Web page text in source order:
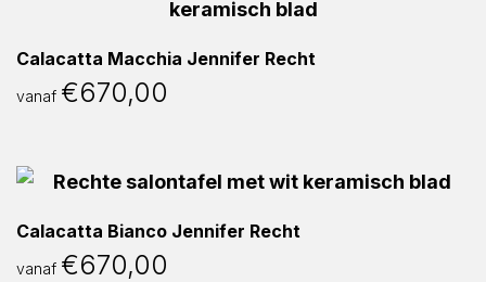
Calacatta Macchia Jennifer Recht
vanaf €670,00
Calacatta Bianco Jennifer Recht
vanaf €670,00